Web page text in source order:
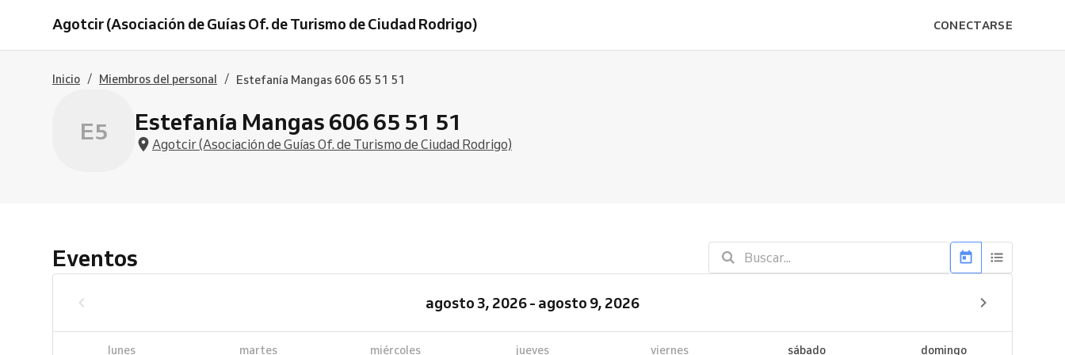
Agotcir (Asociación de Guías Of. de Turismo de Ciudad Rodrigo) CONECTARSE
Inicio / Miembros del personal / Estefanía Mangas 606 65 51 51
E5 Estefanía Mangas 606 65 51 51
Agotcir (Asociación de Guías Of. de Turismo de Ciudad Rodrigo)
Eventos
agosto 3, 2026 - agosto 9, 2026
lunes martes miércoles jueves viernes sábado domingo